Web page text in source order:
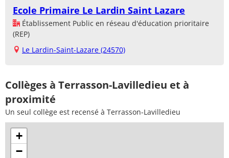
Ecole Primaire Le Lardin Saint Lazare
Établissement Public en réseau d'éducation prioritaire
(REP)
Le Lardin-Saint-Lazare (24570)
Collèges à Terrasson-Lavilledieu et à
proximité
Un seul collège est recensé à Terrasson-Lavilledieu
+
−